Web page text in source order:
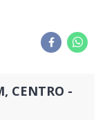
CENTRO -